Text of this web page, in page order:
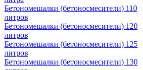
Бетономешалки (бетоносмесители) 110
литров
Бетономешалки (бетоносмесители) 120
литров
Бетономешалки (бетоносмесители) 125
литров
Бетономешалки (бетоносмесители) 130